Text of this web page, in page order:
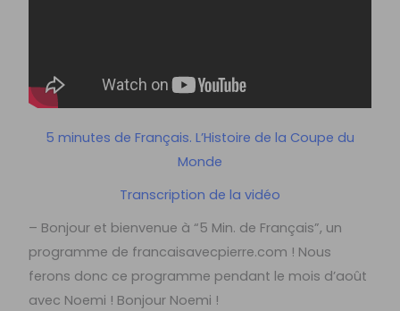
5 minutes de Français. L’Histoire de la Coupe du
Monde
Transcription de la vidéo
– Bonjour et bienvenue à “5 Min. de Français”, un
programme de francaisavecpierre.com ! Nous
ferons donc ce programme pendant le mois d’août
avec Noemi ! Bonjour Noemi !